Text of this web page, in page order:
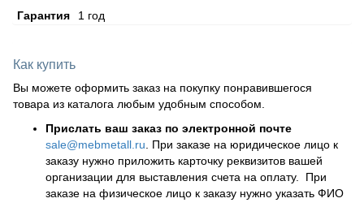
Гарантия 1 год
Как купить
Вы можете оформить заказ на покупку понравившегося
товара из каталога любым удобным способом.
Прислать ваш заказ по электронной почте
sale@mebmetall.ru . При заказе на юридическое лицо к
заказу нужно приложить карточку реквизитов вашей
организации для выставления счета на оплату. При
заказе на физическое лицо к заказу нужно указать ФИО